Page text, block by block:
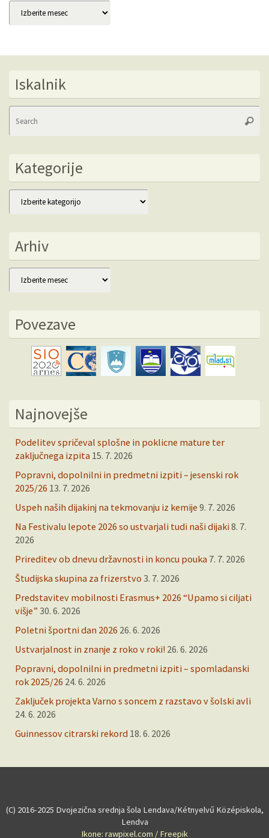
Arhivi
Iskalnik
Kategorije
Kategorije
Arhiv
Arhiv
Povezave
Najnovejše
Podelitev spričeval splošne in poklicne mature ter
zaključnega izpita 15. 7. 2026
Popravni, dopolnilni in predmetni izpiti – jesenski rok
2025/26 13. 7. 2026
Uspeh naših dijakinj na tekmovanju iz kemije 9. 7. 2026
Na Festivalu lepote 2026 so ustvarjali tudi naši dijaki 8. 7.
2026
Prireditev ob dnevu državnosti in koncu pouka 7. 7. 2026
Študijska skupina za frizerstvo 3. 7. 2026
Predstavitev mobilnosti Erasmus+ 2026 “Upamo si ciljati
višje” 30. 6. 2026
Poletni športni dan 2026 26. 6. 2026
Ustvarjalnost in znanje z roko v roki! 26. 6. 2026
Popravni, dopolnilni in predmetni izpiti – spomladanski
rok 2025/26 24. 6. 2026
Zaključek projekta Varno s soncem z razstavo v šolski avli
24. 6. 2026
Guinnessov citrarski rekord 18. 6. 2026
(C) 2016-2025 Dvojezična srednja šola Lendava/Kétnyelvű Középiskola,
Lendva
Ikone: rawpixel.com / Freepik